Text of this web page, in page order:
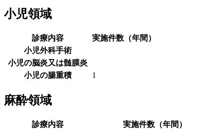
小児領域
診療内容
実施件数（年間）
小児外科手術
小児の脳炎又は髄膜炎
小児の腸重積
1
麻酔領域
診療内容
実施件数（年間）